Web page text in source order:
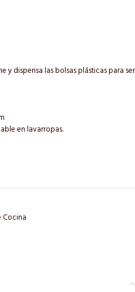
y dispensa las bolsas plásticas para ser
en lavarropas.
Cocina